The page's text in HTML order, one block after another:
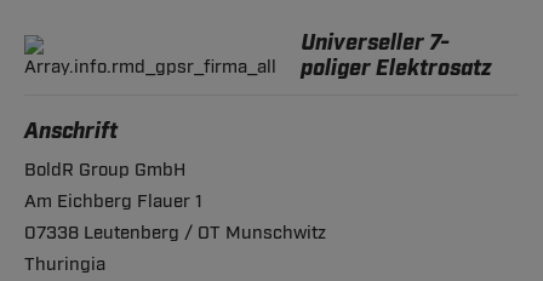
Universeller 7-
poliger Elektrosatz
Anschrift
BoldR Group GmbH
Am Eichberg Flauer 1
07338 Leutenberg / OT Munschwitz
Thuringia